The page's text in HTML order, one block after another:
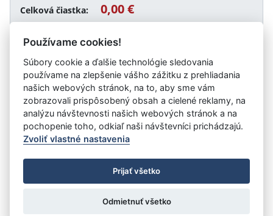
Celková čiastka: 0,00 €
Návrat späť
Vystavil:Športové centrum polície
Úrad vlády SR
- Všetky práva vyhradené
Prehlásenie o prístupnosti
Zmluvy do 31.12.2010
Nastavenia cookies
: Aglo Solutions
Používame cookies!
Súbory cookie a ďalšie technológie sledovania
používame na zlepšenie vášho zážitku z prehliadania
našich webových stránok, na to, aby sme vám
zobrazovali prispôsobený obsah a cielené reklamy, na
analýzu návštevnosti našich webových stránok a na
pochopenie toho, odkiaľ naši návštevníci prichádzajú.
Zvoliť vlastné nastavenia
Prijať všetko
Odmietnuť všetko